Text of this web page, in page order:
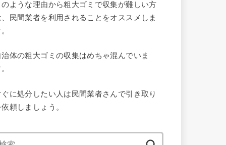
のような理由から粗大ゴミで収集が難しい方
、民間業者を利用されることをオススメしま
治体の粗大ゴミの収集はめちゃ混んでいま
ぐに処分したい人は民間業者さんで引き取り
頼しましょう。